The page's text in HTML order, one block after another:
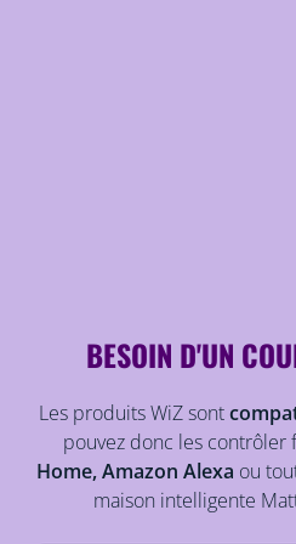
BESOIN D'UN
Les produits WiZ sont
pouvez donc les contrôler
Home, Amazon Alexa ou
maison intelligente